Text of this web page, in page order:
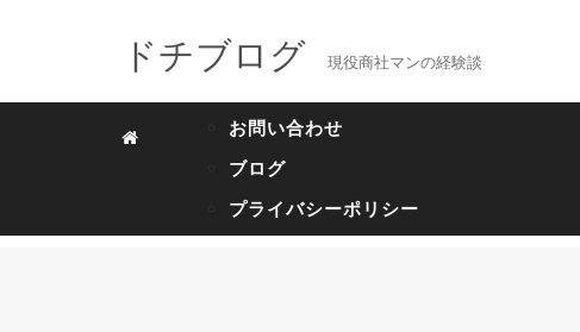
ドチブログ 現役商社マンの経験談
お問い合わせ
ブログ
プライバシーポリシー